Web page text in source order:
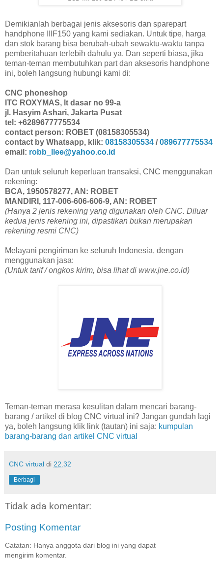
Demikianlah berbagai jenis aksesoris dan sparepart
handphone IIIF150 yang kami sediakan. Untuk tipe, harga
dan stok barang bisa berubah-ubah sewaktu-waktu tanpa
pemberitahuan terlebih dahulu ya. Dan seperti biasa, jika
teman-teman membutuhkan part dan aksesoris handphone
ini, boleh langsung hubungi kami di:
CNC phoneshop
ITC ROXYMAS, lt dasar no 99-a
jl. Hasyim Ashari, Jakarta Pusat
tel: +6289677775534
contact person: ROBET (08158305534)
contact by Whatsapp, klik: 08158305534 /089677775534
email: robb_llee@yahoo.co.id
Dan untuk seluruh keperluan transaksi, CNC menggunakan
rekening:
BCA, 1950578277, AN: ROBET
MANDIRI, 117-006-606-606-9, AN: ROBET
(Hanya 2 jenis rekening yang digunakan oleh CNC. Diluar
kedua jenis rekening ini, dipastikan bukan merupakan
rekening resmi CNC)
Melayani pengiriman ke seluruh Indonesia, dengan
menggunakan jasa:
(Untuk tarif / ongkos kirim, bisa lihat di www.jne.co.id)
Teman-teman merasa kesulitan dalam mencari barang-
barang / artikel di blog CNC virtual ini? Jangan gundah lagi
ya, boleh langsung klik link (tautan) ini saja: kumpulan
barang-barang dan artikel CNC virtual
CNC virtual di 22.32
Berbagi
Tidak ada komentar:
Posting Komentar
Catatan: Hanya anggota dari blog ini yang dapat
mengirim komentar.